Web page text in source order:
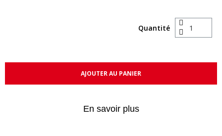
Quantité
AJOUTER AU PANIER
En savoir plus